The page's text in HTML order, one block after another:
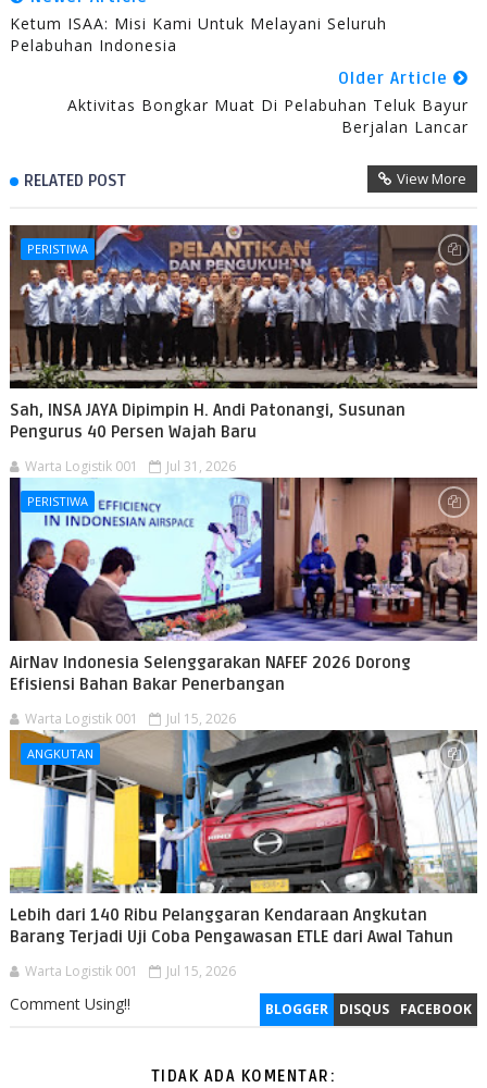
Ketum ISAA: Misi Kami Untuk Melayani Seluruh
Pelabuhan Indonesia
Older Article
Aktivitas Bongkar Muat Di Pelabuhan Teluk Bayur
Berjalan Lancar
RELATED POST View More
PERISTIWA
Sah, INSA JAYA Dipimpin H. Andi Patonangi, Susunan
Pengurus 40 Persen Wajah Baru
Warta Logistik 001 Jul 31, 2026
PERISTIWA
AirNav Indonesia Selenggarakan NAFEF 2026 Dorong
Efisiensi Bahan Bakar Penerbangan
Warta Logistik 001 Jul 15, 2026
ANGKUTAN
Lebih dari 140 Ribu Pelanggaran Kendaraan Angkutan
Barang Terjadi Uji Coba Pengawasan ETLE dari Awal Tahun
Warta Logistik 001 Jul 15, 2026
BLOGGER DISQUS FACEBOOK
Comment Using!!
TIDAK ADA KOMENTAR: